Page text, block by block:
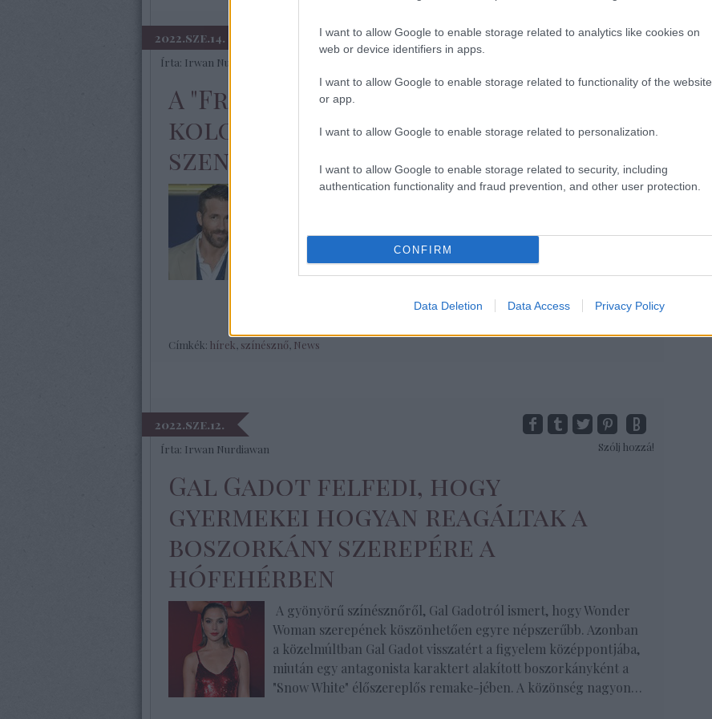
I want to allow Google to enable storage related to analytics like cookies on
web or device identifiers in apps.
I want to allow Google to enable storage related to functionality of the website
or app.
I want to allow Google to enable storage related to personalization.
I want to allow Google to enable storage related to security, including
authentication functionality and fraud prevention, and other user protection.
CONFIRM
Data Deletion Data Access Privacy Policy
2022.sze.14.
Írta: Irwan Nurdiawan
A "Free Guy" sztárja, Ryan Reynolds
kolonoszkópiás megszakítást
szenvedett
Megdöbbentő hír érkezett a "Free Guy" című film sztárjától,
kolonoszkópián. A vastagbéltükrözés egy olyan vizsgálati
eljárás, amelyet a vastag- és végbél rendellenességeinek
Címkék: hírek színésznő News
2022.sze.12.
Írta: Irwan Nurdiawan Szólj hozzá!
Gal Gadot felfedi, hogy
gyermekei hogyan reagáltak a
boszorkány szerepére a
hófehérben
A gyönyörű színésznőről, Gal Gadotról ismert, hogy Wonder
Woman szerepének köszönhetően egyre népszerűbb. Azonban
a közelmúltban Gal Gadot visszatért a figyelem középpontjába,
miután egy antagonista karaktert alakított boszorkányként a
"Snow White" élőszereplős remake-jében. A közönség nagyon…